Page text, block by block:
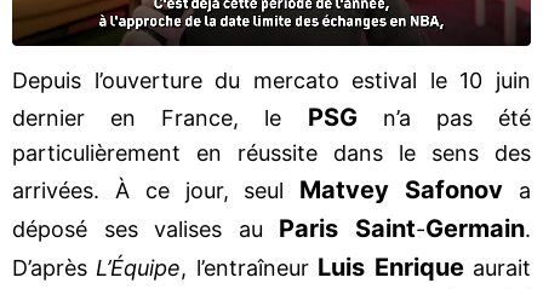
Depuis l’ouverture du mercato estival le 10 juin
dernier en France, le PSGn’a pas été
particulièrement en réussite dans le sens des
arrivées. À ce jour, seul Matvey Safonov a
déposé ses valises au Paris Saint-Germain.
D’après L’Équipe, l’entraîneur Luis Enriqueaurait